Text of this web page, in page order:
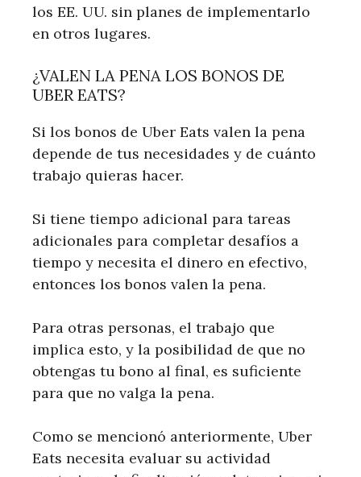
los EE. UU. sin planes de implementarlo
en otros lugares.
¿VALEN LA PENA LOS BONOS DE
UBER EATS?
Si los bonos de Uber Eats valen la pena
depende de tus necesidades y de cuánto
trabajo quieras hacer.
Si tiene tiempo adicional para tareas
adicionales para completar desafíos a
tiempo y necesita el dinero en efectivo,
entonces los bonos valen la pena.
Para otras personas, el trabajo que
implica esto, y la posibilidad de que no
obtengas tu bono al final, es suficiente
para que no valga la pena.
Como se mencionó anteriormente, Uber
Eats necesita evaluar su actividad